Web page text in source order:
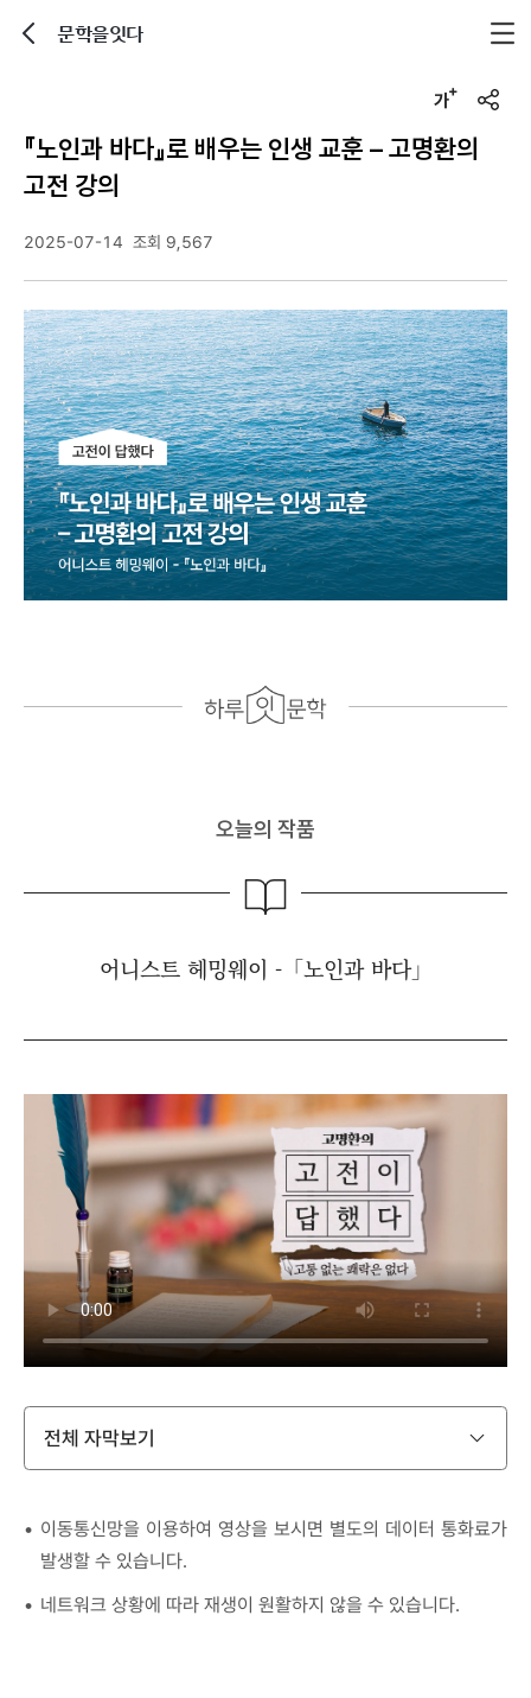
문학을잇다
u
『노인과 바다』로 배우는 인생 교훈 – 고명환의
고전 강의
2025-07-14 조회 9,567
오늘의 작품
어니스트 헤밍웨이 -「노인과 바다」
전체 자막보기
이동통신망을 이용하여 영상을 보시면 별도의 데이터 통화료가
발생할 수 있습니다.
네트워크 상황에 따라 재생이 원활하지 않을 수 있습니다.